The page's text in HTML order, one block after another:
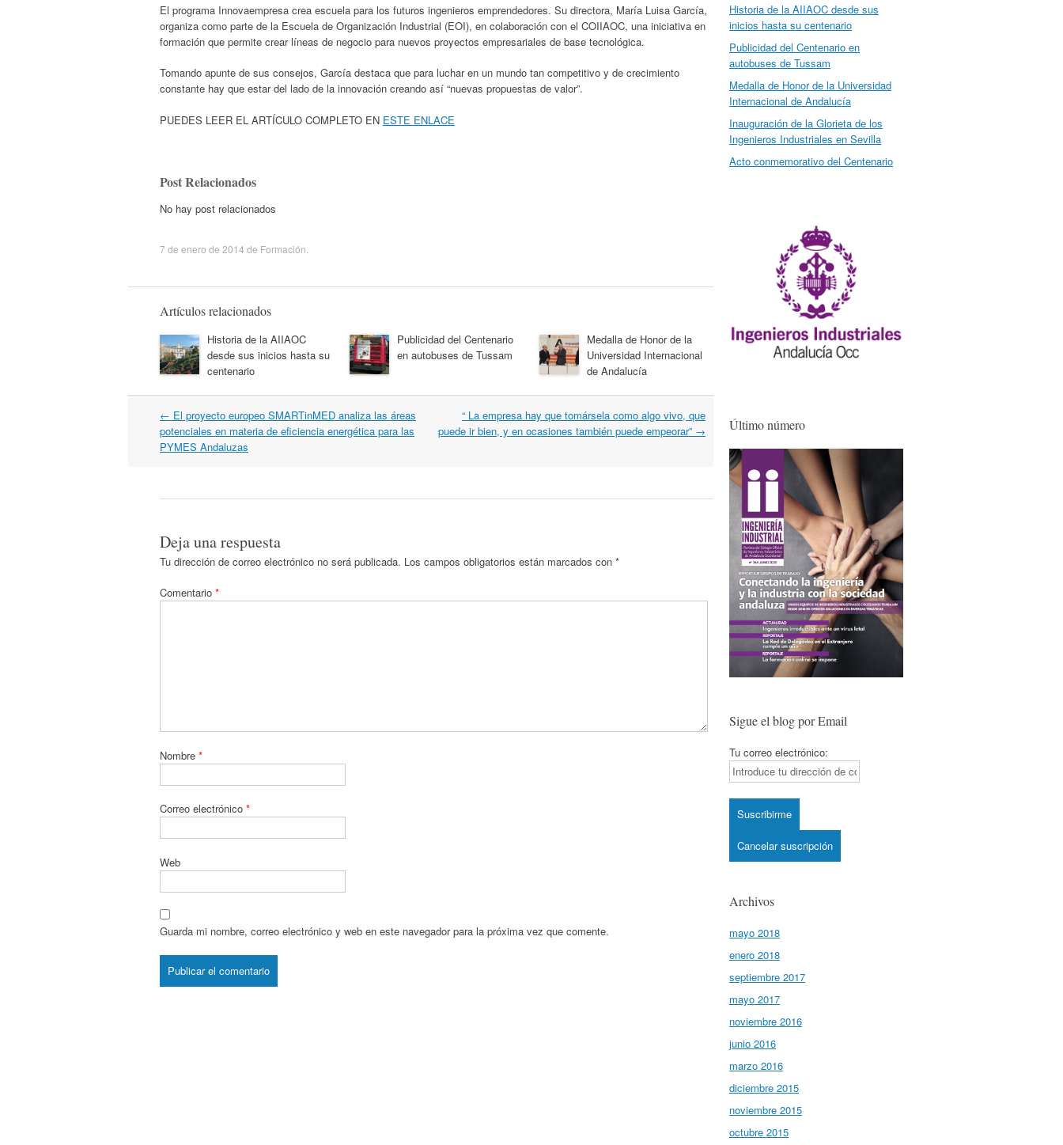
El programa Innovaempresa crea escuela para los futuros ingenieros emprendedores. Su directora, María Luisa García,
organiza como parte de la Escuela de Organización Industrial (EOI), en colaboración con el COIIAOC, una iniciativa en
formación que permite crear líneas de negocio para nuevos proyectos empresariales de base tecnológica.
Tomando apunte de sus consejos, García destaca que para luchar en un mundo tan competitivo y de crecimiento
constante hay que estar del lado de la innovación creando así “nuevas propuestas de valor”.
PUEDES LEER EL ARTÍCULO COMPLETO EN ESTE ENLACE
Post Relacionados
No hay post relacionados
7 de enero de 2014 de Formación
Artículos relacionados
Historia de la AIIAOC
desde sus inicios hasta su
centenario
Publicidad del Centenario
en autobuses de Tussam
Medalla de Honor de la
Universidad Internacional
de Andalucía
Navegación
por
artículos
← El proyecto europeo SMARTinMED analiza las áreas
potenciales en materia de eficiencia energética para las
PYMES Andaluzas
“ La empresa hay que tomársela como algo vivo, que
puede ir bien, y en ocasiones también puede empeorar” →
Deja una respuesta
Tu dirección de correo electrónico no será publicada. Los campos obligatorios están marcados con *
Comentario *
Nombre *
Correo electrónico *
Web
Guarda mi nombre, correo electrónico y web en este navegador para la próxima vez que comente.
Historia de la AIIAOC desde sus
inicios hasta su centenario
Publicidad del Centenario en
autobuses de Tussam
Medalla de Honor de la Universidad
Internacional de Andalucía
Inauguración de la Glorieta de los
Ingenieros Industriales en Sevilla
Acto conmemorativo del Centenario
Último número
Sigue el blog por Email
Tu correo electrónico:
Archivos
mayo 2018
enero 2018
septiembre 2017
mayo 2017
noviembre 2016
junio 2016
marzo 2016
diciembre 2015
noviembre 2015
octubre 2015